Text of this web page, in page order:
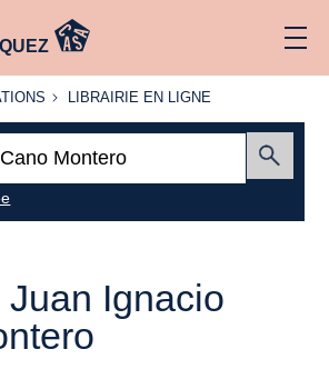
LIBRAIRIE
LIBRAIRIE EN LIGNE
Juan Ignacio